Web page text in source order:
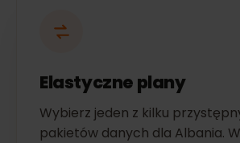
Elastyczne plany
Wybierz jeden z kilku
pakietów danych dla Albania.